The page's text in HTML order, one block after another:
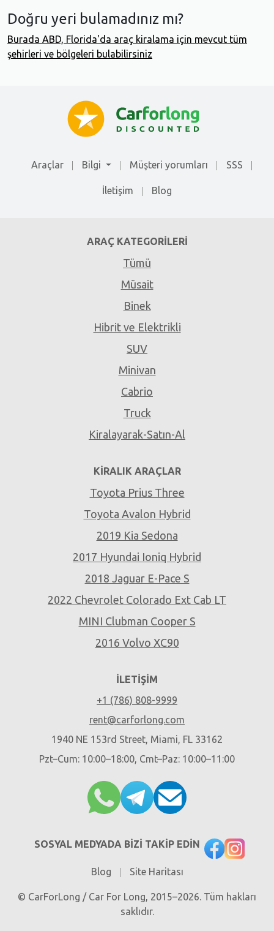
Doğru yeri bulamadınız mı?
Burada ABD, Florida'da araç kiralama için mevcut tüm
şehirleri ve bölgeleri bulabilirsiniz
Araçlar Bilgi Müşteri yorumları SSS
İletişim Blog
ARAÇ KATEGORILERI
Tümü
Müsait
Binek
Hibrit ve Elektrikli
SUV
Minivan
Cabrio
Truck
Kiralayarak-Satın-Al
KIRALIK ARAÇLAR
Toyota Prius Three
Toyota Avalon Hybrid
2019 Kia Sedona
2017 Hyundai Ioniq Hybrid
2018 Jaguar E-Pace S
2022 Chevrolet Colorado Ext Cab LT
MINI Clubman Cooper S
2016 Volvo XC90
İLETIŞIM
+1 (786) 808-9999
rent@carforlong.com
1940 NE 153rd Street, Miami, FL 33162
Pzt–Cum: 10:00–18:00, Cmt–Paz: 10:00–11:00
SOSYAL MEDYADA BIZI TAKIP EDIN
Blog Site Haritası
© CarForLong / Car For Long, 2015–2026. Tüm hakları
saklıdır.